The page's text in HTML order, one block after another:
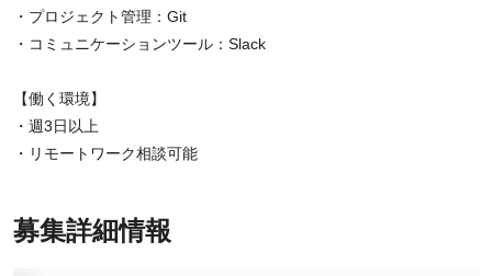
・プロジェクト管理：Git
・コミュニケーションツール：Slack
【働く環境】
・週3日以上
・リモートワーク相談可能
募集詳細情報